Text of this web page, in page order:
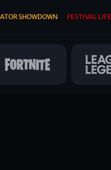
SHOWDOWN FESTIVAL